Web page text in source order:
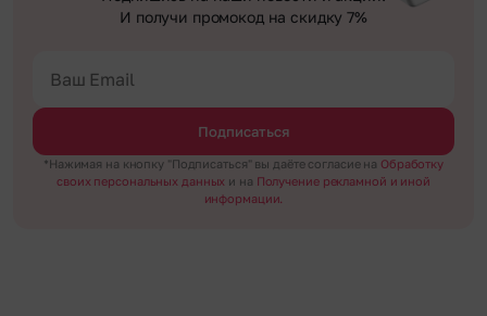
И получи промокод на скидку 7%
Подписаться
*Нажимая на кнопку "Подписаться" вы даёте согласие на Обработку
своих персональных данных и на Получение рекламной и иной
информации.